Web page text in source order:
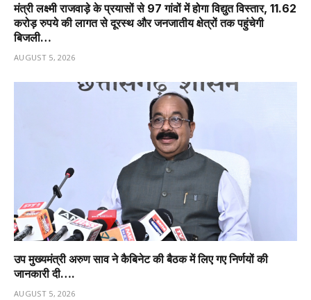
मंत्री लक्ष्मी राजवाड़े के प्रयासों से 97 गांवों में होगा विद्युत विस्तार, 11.62
करोड़ रुपये की लागत से दूरस्थ और जनजातीय क्षेत्रों तक पहुंचेगी
बिजली…
AUGUST 5, 2026
उप मुख्यमंत्री अरुण साव ने कैबिनेट की बैठक में लिए गए निर्णयों की
जानकारी दी….
AUGUST 5, 2026